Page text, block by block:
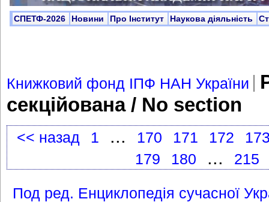
СПЕТФ-2026 Новини Про Інститут Наукова діяльність
Книжковий фонд ІПФ НАН України
секційована / No section
<< назад 1 ... 170 171 172
179
180 ... 215
Под ред. Енциклопедія сучасної